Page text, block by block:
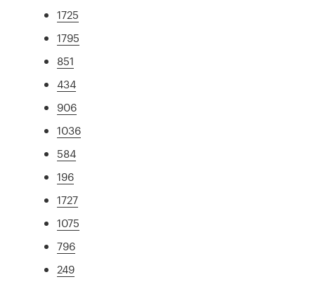
1725
1795
851
434
906
1036
584
196
1727
1075
796
249